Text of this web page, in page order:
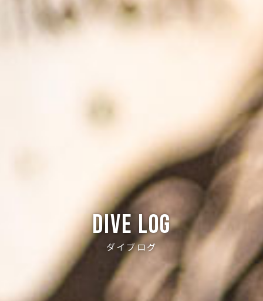
Dive log
ダイブログ